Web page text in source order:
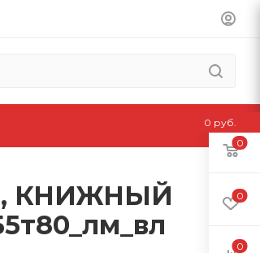
КНИЖНЫЙ
0
0
0
0 руб.